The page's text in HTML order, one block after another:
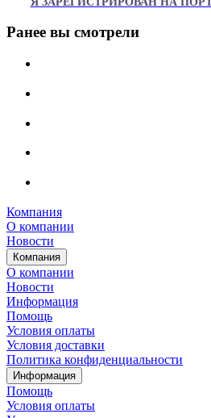
Ранее вы смотрели
Компания
О компании
Новости
Компания
О компании
Новости
Информация
Помощь
Условия оплаты
Условия доставки
Политика конфиденциальности
Информация
Помощь
Условия оплаты